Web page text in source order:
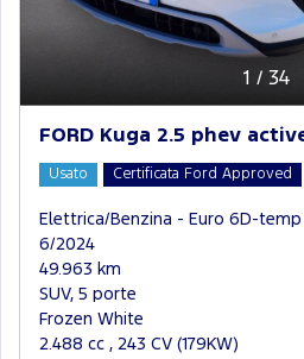
1 / 34
FORD Kuga 2.5 phev
Usato Certificata Ford Approved
Elettrica/Benzina - Euro 6D-temp
6/2024
49.963 km
SUV, 5 porte
Frozen White
2.488 cc , 243 CV (179KW)